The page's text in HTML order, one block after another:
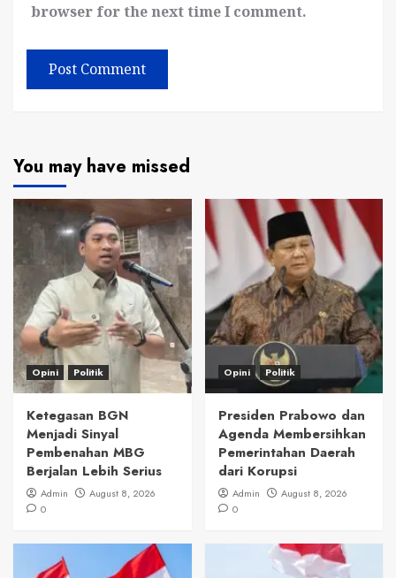
browser for the next time I comment.
You may have missed
Opini Politik
Ketegasan BGN
Menjadi Sinyal
Pembenahan MBG
Berjalan Lebih Serius
Admin
August 8, 2026
0
Opini Politik
Presiden Prabowo dan
Agenda Membersihkan
Pemerintahan Daerah
dari Korupsi
Admin
August 8, 2026
0